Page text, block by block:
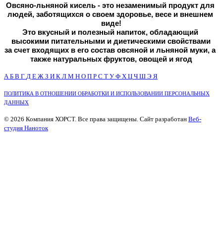
Овсяно-льняной кисель - это незаменимый продукт для
людей, заботящихся о своем здоровье, весе и внешнем
виде!
Это вкусный и полезный напиток, обладающий
высокими питательными и диетическими свойствами
за счет входящих в его состав овсяной и льняной муки, а
также натуральных фруктов, овощей и ягод
А Б В Г Д Е Ж З И К Л М Н О П Р С Т У Ф Х Ц Ч Ш Э Я
ПОЛИТИКА В ОТНОШЕНИИ ОБРАБОТКИ И ИСПОЛЬЗОВАНИИ ПЕРСОНАЛЬНЫХ
ДАННЫХ
© 2026 Компания ХОРСТ. Все права защищены. Сайт разработан Веб-
студия Наноток